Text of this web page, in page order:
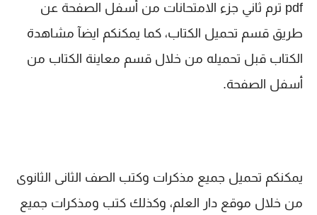
pdf ترم ثاني جزء الامتحانات من أسفل الصفحة عن
طريق قسم تحميل الكتاب، كما يمكنكم ايضآ مشاهدة
الكتاب قبل تحميله من خلال قسم معاينة الكتاب من
أسفل الصفحة.
يمكنكم تحميل جميع مذكرات وكتب الصف الثانى الثانوى
من خلال موقع دار العلم، وكذلك كتب ومذكرات جميع